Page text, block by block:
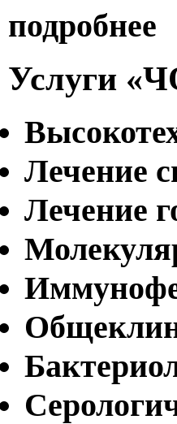
подробнее
Услуги
Лечение
Лечение